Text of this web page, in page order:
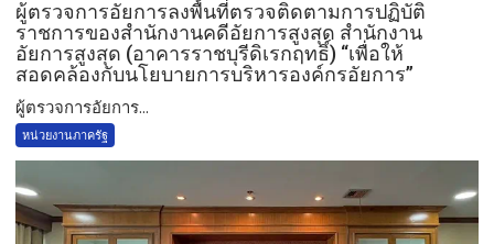
ผู้ตรวจการอัยการลงพื้นที่ตรวจติดตามการปฏิบัติ
ราชการของสำนักงานคดีอัยการสูงสุด สำนักงาน
อัยการสูงสุด (อาคารราชบุรีดิเรกฤทธิ์) “เพื่อให้
สอดคล้องกับนโยบายการบริหารองค์กรอัยการ”
ผู้ตรวจการอัยการ...
หน่วยงานภาครัฐ